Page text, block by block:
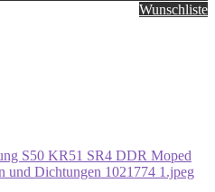
Wunschliste